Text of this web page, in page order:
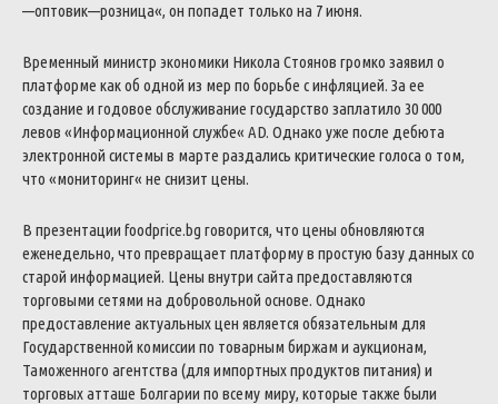
—оптовик—розница«, он попадет только на 7июня.
Временный министр экономики Никола Стоянов громко заявил о
платформе какоб одной из мер по борьбе синфляцией. За ее
создание и годовое обслуживание государство заплатило 30000
левов «Информационной службе« AD. Однако уже после дебюта
электронной системы в марте раздались критические голоса о том,
что «мониторинг« не снизит цены.
В презентации foodprice.bg говорится, что цены обновляются
еженедельно, что превращает платформув простую базу данныхсо
старой информацией. Цены внутри сайта предоставляются
торговыми сетями на добровольной основе. Однако
предоставление актуальныхцен является обязательным для
Государственной комиссии по товарным биржам и аукционам,
Таможенного агентства (для импортныхпродуктов питания) и
торговыхатташе Болгарии по всему миру, которые также были